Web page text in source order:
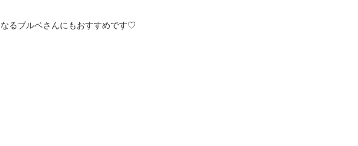
るブルベさんにもおすすめです♡